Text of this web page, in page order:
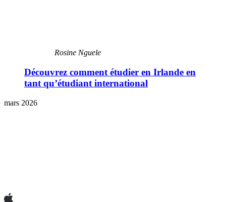
Rosine Nguele
Découvrez comment étudier en Irlande en
tant qu’étudiant international
mars 2026